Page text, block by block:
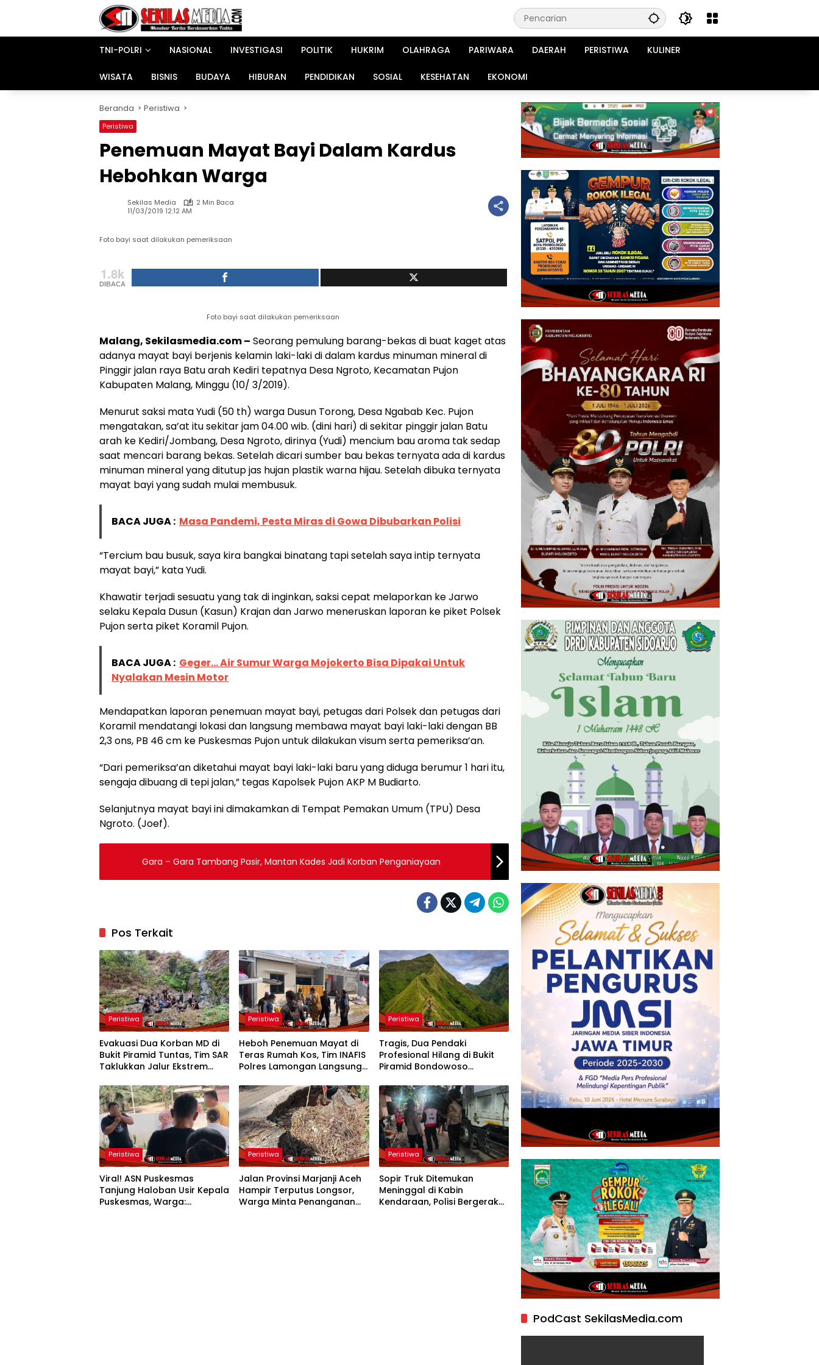
TNI-POLRI
NASIONAL INVESTIGASI POLITIK HUKRIM OLAHRAGA PARIWARA DAERAH PERISTIWA KULINER
WISATA BISNIS BUDAYA HIBURAN PENDIDIKAN SOSIAL KESEHATAN EKONOMI
Beranda Peristiwa
Peristiwa
Penemuan Mayat Bayi Dalam Kardus
Hebohkan Warga
Sekilas Media
2 Min Baca
11/03/2019 12:12 AM
Foto bayi saat dilakukan pemeriksaan
1.8k
DIBACA
Foto bayi saat dilakukan pemeriksaan
Malang, Sekilasmedia.com – Seorang pemulung barang-bekas di buat kaget atas
adanya mayat bayi berjenis kelamin laki-laki di dalam kardus minuman mineral di
Pinggir jalan raya Batu arah Kediri tepatnya Desa Ngroto, Kecamatan Pujon
Kabupaten Malang, Minggu (10/ 3/2019).
Menurut saksi mata Yudi (50 th) warga Dusun Torong, Desa Ngabab Kec. Pujon
mengatakan, sa’at itu sekitar jam 04.00 wib. (dini hari) di sekitar pinggir jalan Batu
arah ke Kediri/Jombang, Desa Ngroto, dirinya (Yudi) mencium bau aroma tak sedap
saat mencari barang bekas. Setelah dicari sumber bau bekas ternyata ada di kardus
minuman mineral yang ditutup jas hujan plastik warna hijau. Setelah dibuka ternyata
mayat bayi yang sudah mulai membusuk.
BACA JUGA : Masa Pandemi, Pesta Miras di Gowa Dibubarkan Polisi
“Tercium bau busuk, saya kira bangkai binatang tapi setelah saya intip ternyata
mayat bayi,” kata Yudi.
Khawatir terjadi sesuatu yang tak di inginkan, saksi cepat melaporkan ke Jarwo
selaku Kepala Dusun (Kasun) Krajan dan Jarwo meneruskan laporan ke piket Polsek
Pujon serta piket Koramil Pujon.
BACA JUGA : Geger... Air Sumur Warga Mojokerto Bisa Dipakai Untuk
Nyalakan Mesin Motor
Mendapatkan laporan penemuan mayat bayi, petugas dari Polsek dan petugas dari
Koramil mendatangi lokasi dan langsung membawa mayat bayi laki-laki dengan BB
2,3 ons, PB 46 cm ke Puskesmas Pujon untuk dilakukan visum serta pemeriksa’an.
“Dari pemeriksa’an diketahui mayat bayi laki-laki baru yang diduga berumur 1 hari itu,
sengaja dibuang di tepi jalan,” tegas Kapolsek Pujon AKP M Budiarto.
Selanjutnya mayat bayi ini dimakamkan di Tempat Pemakan Umum (TPU) Desa
Ngroto. (Joef).
Gara – Gara Tambang Pasir, Mantan Kades Jadi Korban Penganiayaan
Pos Terkait
Peristiwa
Evakuasi Dua Korban MD di
Bukit Piramid Tuntas, Tim SAR
Taklukkan Jalur Ekstrem
Peristiwa
Heboh Penemuan Mayat di
Teras Rumah Kos, Tim INAFIS
Polres Lamongan Langsung
Peristiwa
Tragis, Dua Pendaki
Profesional Hilang di Bukit
Piramid Bondowoso
Peristiwa
Viral! ASN Puskesmas
Tanjung Haloban Usir Kepala
Puskesmas, Warga:
Peristiwa
Jalan Provinsi Marjanji Aceh
Hampir Terputus Longsor,
Warga Minta Penanganan
Peristiwa
Sopir Truk Ditemukan
Meninggal di Kabin
Kendaraan, Polisi Bergerak
PodCast SekilasMedia.com